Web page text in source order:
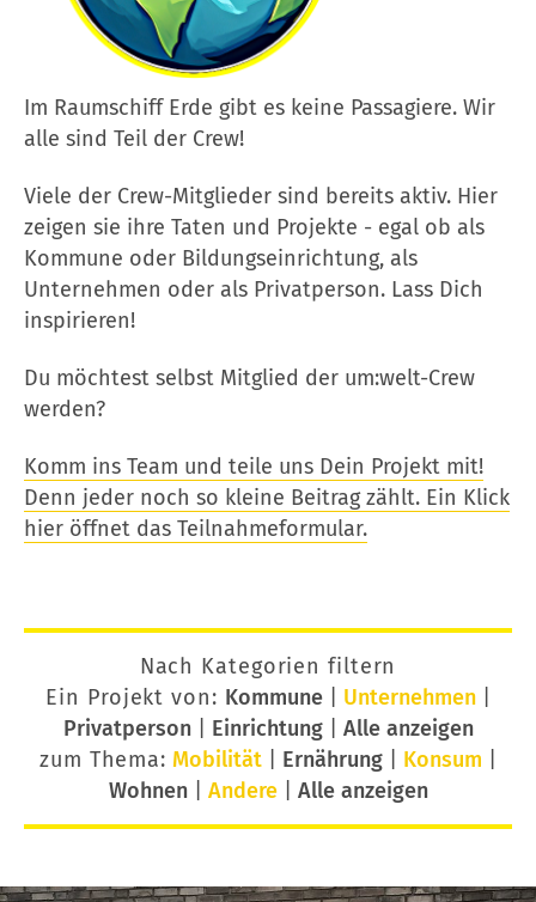
Im Raumschiff Erde gibt es keine Passagiere. Wir
alle sind Teil der Crew!
Viele der Crew-Mitglieder sind bereits aktiv. Hier
zeigen sie ihre Taten und Projekte - egal ob als
Kommune oder Bildungseinrichtung, als
Unternehmen oder als Privatperson. Lass Dich
inspirieren!
Du möchtest selbst Mitglied der um:welt-Crew
werden?
Komm ins Team und teile uns Dein Projekt mit!
Denn jeder noch so kleine Beitrag zählt. Ein Klick
hier öffnet das Teilnahmeformular.
Nach Kategorien filtern
Ein Projekt von: Kommune| Unternehmen|
Privatperson| Einrichtung| Alle anzeigen
zum Thema: Mobilität Ernährung Konsum
Wohnen| Andere| Alle anzeigen